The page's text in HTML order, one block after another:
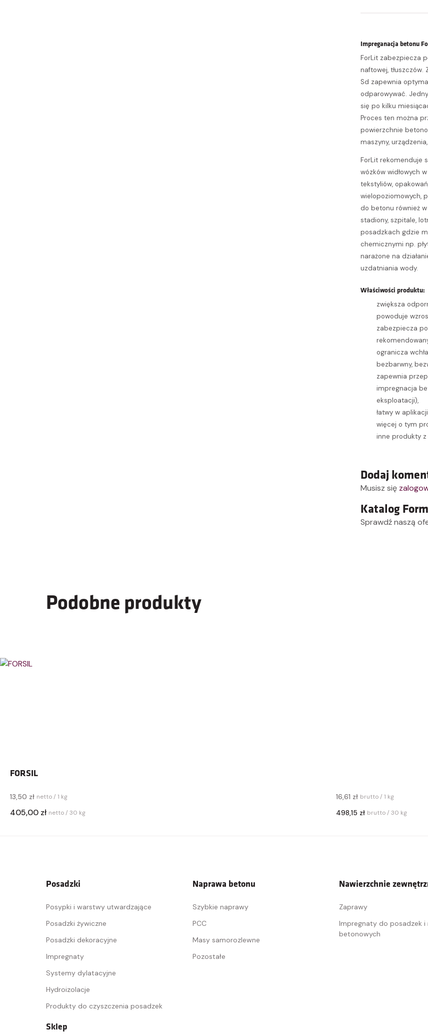
Impreganacja betonu
ForLit zabezpiecza
naftowej,
Sd zapewnia
odparowywać.
się po kilku
Proces ten można
powierzchnie
maszyny,
ForLit rekomenduje
wózków widłowych
tekstyliów,
wielopoziomowych,
do betonu również
stadiony, szpitale,
posadzkach gdzie
chemicznymi np.
narażone na
uzdatniania wody.
Właściwości produktu:
zwiększa
powoduje
zabezpiecza
ogranicza
bezbarwny,
zapewnia
impregnacja
eksploatacji),
łatwy w aplikacji
więcej o tym
inne produkty z
Dodaj
Musisz się
Katalog
Sprawdź naszą
Podobne produkty
FORSIL
13,50 zł netto / 1 kg 16,61 zł brutto / 1 kg
405,00 zł netto / 30 kg 498,15 zł brutto / 30 kg
Posadzki
Posypki i warstwy utwardzające
Posadzki żywiczne
Posadzki dekoracyjne
Impregnaty
Systemy dylatacyjne
Hydroizolacje
Produkty do czyszczenia posadzek
Naprawa betonu
Szybkie naprawy
PCC
Masy samorozlewne
Pozostałe
Nawierzchnie
Zaprawy
Impregnaty do posadzek i
betonowych
Sklep